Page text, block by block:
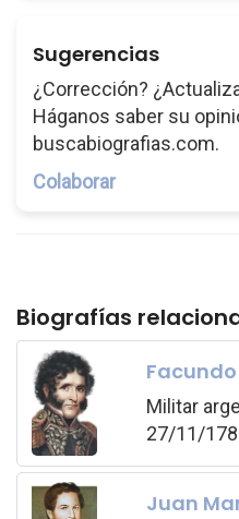
Sugerencias
¿Corrección?
Háganos saber su
buscabiografias.com.
Colaborar
Biografías
Militar
27/11/
Juan